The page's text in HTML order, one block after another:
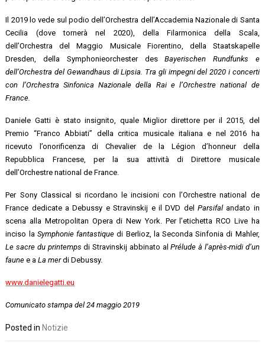
Il 2019 lo vede sul podio dell’Orchestra dell’Accademia Nazionale di Santa
Cecilia (dove tornerà nel 2020), della Filarmonica della Scala,
dell’Orchestra del Maggio Musicale Fiorentino, della Staatskapelle
Dresden, della Symphonieorchester desBayerischen Rundfunks e
dell’Orchestra del Gewandhaus di Lipsia. Tra gli impegni del 2020 i concerti
con l’Orchestra Sinfonica Nazionale della Rai e l’Orchestre national de
France.
Daniele Gatti è stato insignito, quale Miglior direttore per il 2015, del
Premio “Franco Abbiati” della critica musicale italiana e nel 2016 ha
ricevuto l’onorificenza di Chevalier de la Légion d’honneur della
Repubblica Francese, per la sua attività di Direttore musicale
dell’Orchestre national de France.
Per Sony Classical si ricordano le incisioni con l’Orchestre national de
France dedicate a Debussy e Stravinskij e il DVD del Parsifalandato in
scena alla Metropolitan Opera di New York. Per l’etichetta RCO Live ha
inciso la Symphonie fantastique di Berlioz, la Seconda Sinfonia di Mahler,
Le sacre du printempsdi Stravinskij abbinato alPrélude à l’après-midi d’un
faunee aLa merdi Debussy.
www.danielegatti.eu
Comunicato stampa del 24 maggio 2019
Posted in Notizie